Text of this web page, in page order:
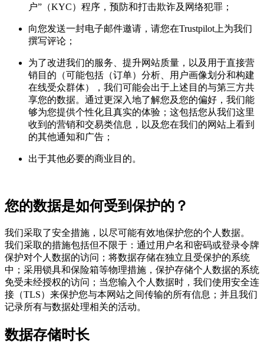
户”（KYC）程序，预防和打击欺诈及网络犯罪；
向您发送一封电子邮件邀请，请您在Trustpilot上为我们
撰写评论；
为了改进我们的服务、提升网站质量，以及用于直接营
销目的（可能包括（订单）分析、用户画像划分和构建
在线受众群体），我们可能会出于上述目的与第三方共
享您的数据。通过更深入地了解您及您的偏好，我们能
够为您提供个性化且真实的体验；这包括您从我们这里
收到的营销和交易类信息，以及您在我们的网站上看到
的其他通知和广告；
出于其他必要的商业目的。
您的数据是如何受到保护的？
我们采取了安全措施，以尽可能有效地保护您的个人数据。
我们采取的措施包括但不限于：通过用户名和密码或登录令牌
保护对个人数据的访问；将数据存储在独立且受保护的系统
中；采用锁具和保险箱等物理措施，保护存储个人数据的系统
免受未经授权的访问；当您输入个人数据时，我们使用安全连
接（TLS）来保护您与本网站之间传输的所有信息；并且我们
记录所有与数据处理相关的活动。
数据存储时长